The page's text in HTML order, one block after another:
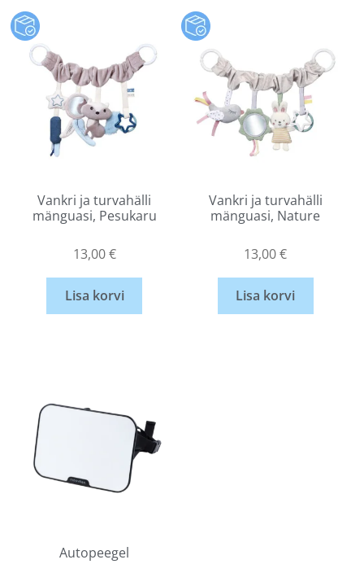
Vankri ja turvahälli
mänguasi, Pesukaru
13,00€
Lisa korvi
Vankri ja turvahälli
mänguasi, Nature
13,00€
Lisa korvi
Autopeegel